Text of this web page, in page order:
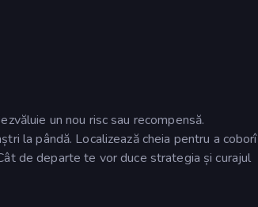
un nou risc sau recompensă.
la pândă. Localizează cheia pentru a coborî
de departe te vor duce strategia și curajul